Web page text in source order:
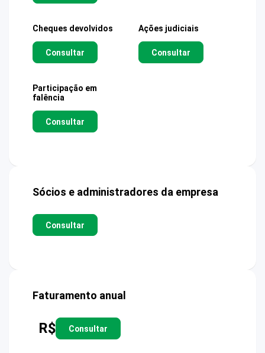
Cheques devolvidos
Consultar
Ações judiciais
Consultar
Participação em
falência
Consultar
Sócios e administradores da empresa
Consultar
Faturamento anual
R$ Consultar